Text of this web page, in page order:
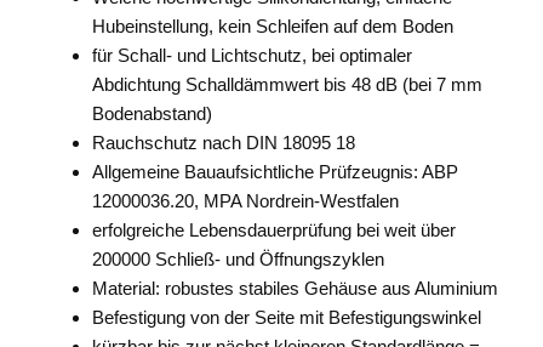
Hubeinstellung, kein Schleifen auf dem Boden
für Schall- und Lichtschutz, bei optimaler
Abdichtung Schalldämmwert bis 48 dB (bei 7 mm
Bodenabstand)
Rauchschutz nach DIN 18095 18
Allgemeine Bauaufsichtliche Prüfzeugnis: ABP
12000036.20, MPA Nordrein-Westfalen
erfolgreiche Lebensdauerprüfung bei weit über
200000 Schließ- und Öffnungszyklen
Material: robustes stabiles Gehäuse aus Aluminium
Befestigung von der Seite mit Befestigungswinkel